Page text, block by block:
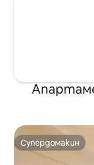
Супердомакин
Супердомакин